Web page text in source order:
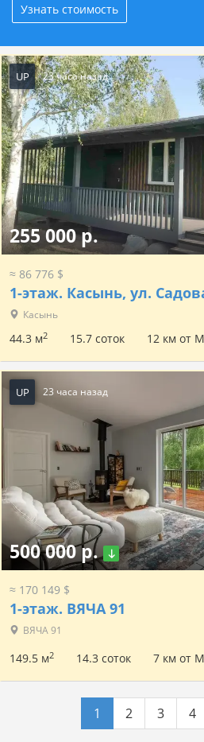
Узнать стоимость
UP 23 часа назад
255 000 р.
≈ 86 776 $
1-этаж. Касынь, ул.
Касынь
44.3 м2 15.7 соток 12 км от
UP 23 часа назад
500 000 р.
≈ 170 149 $
1-этаж. ВЯЧА 91
ВЯЧА 91
149.5 м2 14.3 соток 7 км от
1 2 3 4